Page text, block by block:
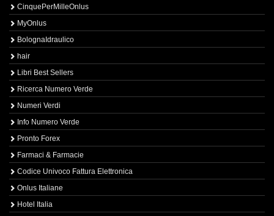
CinquePerMilleOnlus
MyOnlus
BolognaIdraulico
hair
Libri Best Sellers
Ricerca Numero Verde
Numeri Verdi
Info Numero Verde
Pronto Forex
Farmaci & Farmacie
Codice Univoco Fattura Elettronica
Onlus Italiane
Hotel Italia